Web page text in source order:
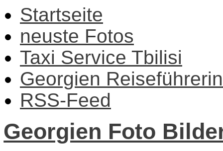
Startseite
neuste Fotos
Taxi Service Tbilisi
Georgien Reiseführerin
RSS-Feed
Georgien Foto